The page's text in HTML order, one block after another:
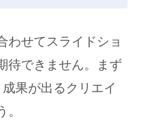
わせてスライドショ
待できません。まず
果が出るクリエイ